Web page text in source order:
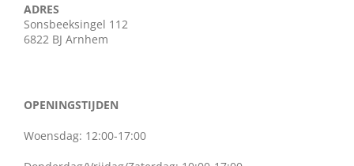
ADRES
Sonsbeeksingel 112
6822 BJ Arnhem
OPENINGSTIJDEN
Woensdag: 12:00-17:00